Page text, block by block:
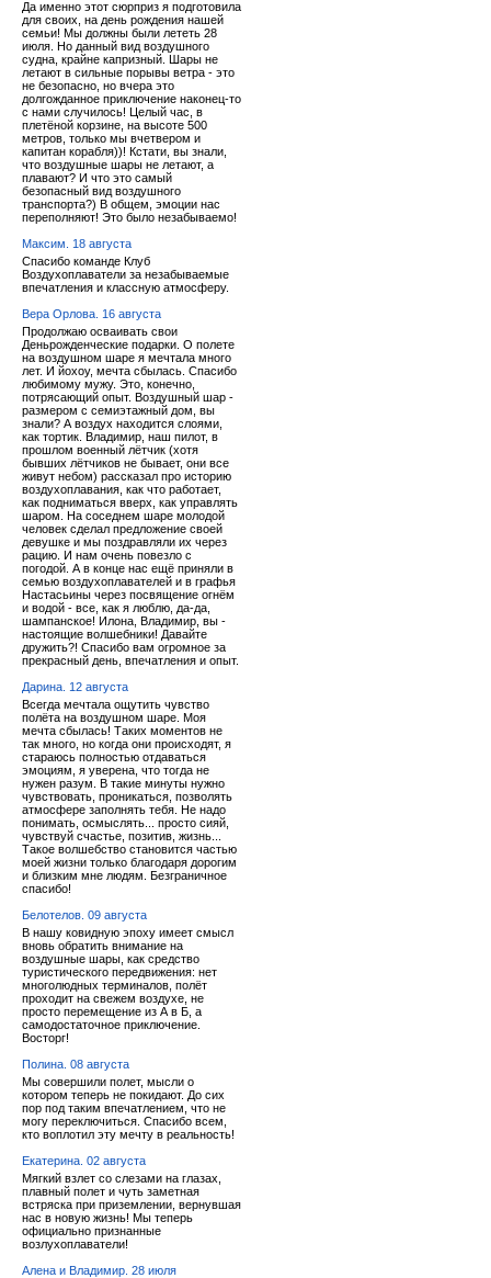
Да именно этот сюрприз я подготовила
для своих, на день рождения нашей
семьи! Мы должны были лететь 28
июля. Но данный вид воздушного
судна, крайне капризный. Шары не
летают в сильные порывы ветра - это
не безопасно, но вчера это
долгожданное приключение наконец-то
с нами случилось! Целый час, в
плетёной корзине, на высоте 500
метров, только мы вчетвером и
капитан корабля))! Кстати, вы знали,
что воздушные шары не летают, а
плавают? И что это самый
безопасный вид воздушного
транспорта?) В общем, эмоции нас
переполняют! Это было незабываемо!
Максим. 18 августа
Спасибо команде Клуб
Воздухоплаватели за незабываемые
впечатления и классную атмосферу.
Вера Орлова. 16 августа
Продолжаю осваивать свои
Деньрожденческие подарки. О полете
на воздушном шаре я мечтала много
лет. И йохоу, мечта сбылась. Спасибо
любимому мужу. Это, конечно,
потрясающий опыт. Воздушный шар -
размером с семиэтажный дом, вы
знали? А воздух находится слоями,
как тортик. Владимир, наш пилот, в
прошлом военный лётчик (хотя
бывших лётчиков не бывает, они все
живут небом) рассказал про историю
воздухоплавания, как что работает,
как подниматься вверх, как управлять
шаром. На соседнем шаре молодой
человек сделал предложение своей
девушке и мы поздравляли их через
рацию. И нам очень повезло с
погодой. А в конце нас ещё приняли в
семью воздухоплавателей и в графья
Настасьины через посвящение огнём
и водой - все, как я люблю, да-да,
шампанское! Илона, Владимир, вы -
настоящие волшебники! Давайте
дружить?! Спасибо вам огромное за
прекрасный день, впечатления и опыт.
Дарина. 12 августа
Всегда мечтала ощутить чувство
полёта на воздушном шаре. Моя
мечта сбылась! Таких моментов не
так много, но когда они происходят, я
стараюсь полностью отдаваться
эмоциям, я уверена, что тогда не
нужен разум. В такие минуты нужно
чувствовать, проникаться, позволять
атмосфере заполнять тебя. Не надо
понимать, осмыслять... просто сияй,
чувствуй счастье, позитив, жизнь...
Такое волшебство становится частью
моей жизни только благодаря дорогим
и близким мне людям. Безграничное
спасибо!
Белотелов. 09 августа
В нашу ковидную эпоху имеет смысл
вновь обратить внимание на
воздушные шары, как средство
туристического передвижения: нет
многолюдных терминалов, полёт
проходит на свежем воздухе, не
просто перемещение из А в Б, а
самодостаточное приключение.
Восторг!
Полина. 08 августа
Мы совершили полет, мысли о
котором теперь не покидают. До сих
пор под таким впечатлением, что не
могу переключиться. Спасибо всем,
кто воплотил эту мечту в реальность!
Екатерина. 02 августа
Мягкий взлет со слезами на глазах,
плавный полет и чуть заметная
встряска при приземлении, вернувшая
нас в новую жизнь! Мы теперь
официально признанные
возлухоплаватели!
Алена и Владимир. 28 июля